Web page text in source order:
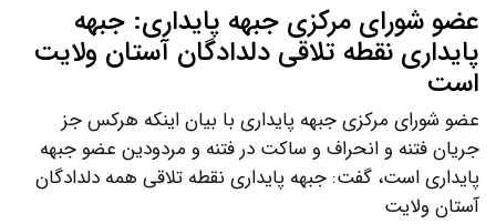
عضو شورای مرکزی جبهه پایداری: جبهه
پایداری نقطه تلاقی دلدادگان آستان ولایت
است
عضو شورای مرکزی جبهه پایداری با بیان اینکه هرکس جز
جریان فتنه و انحراف و ساکت در فتنه و مردودین عضو جبهه
پایداری است، گفت: جبهه پایداری نقطه تلاقی همه دلدادگان
آستان ولایت